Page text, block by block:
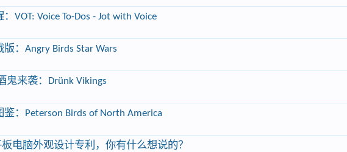
VOT: Voice To-Dos - Jot with Voice
：Angry Birds Star Wars
鬼来袭：Drünk Vikings
：Peterson Birds of North America
板电脑外观设计专利，你有什么想说的？